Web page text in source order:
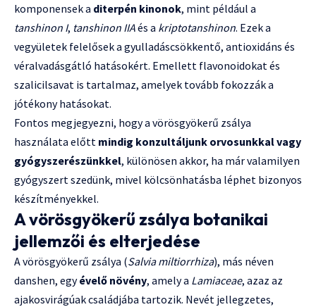
komponensek a diterpén kinonok, mint például a
tanshinon I, tanshinon IIAés a kriptotanshinon. Ezek a
vegyületek felelősek a gyulladáscsökkentő, antioxidáns és
véralvadásgátló hatásokért. Emellett flavonoidokat és
szalicilsavat is tartalmaz, amelyek tovább fokozzák a
jótékony hatásokat.
Fontos megjegyezni, hogy a vörösgyökerű zsálya
használata előtt mindig konzultáljunk orvosunkkal vagy
gyógyszerészünkkel, különösen akkor, ha már valamilyen
gyógyszert szedünk, mivel kölcsönhatásba léphet bizonyos
készítményekkel.
A vörösgyökerű zsálya botanikai
jellemzői és elterjedése
A vörösgyökerű zsálya (Salvia miltiorrhiza), más néven
danshen, egyévelő növény, amely a Lamiaceae, azaz az
ajakosvirágúak családjába tartozik. Nevét jellegzetes,